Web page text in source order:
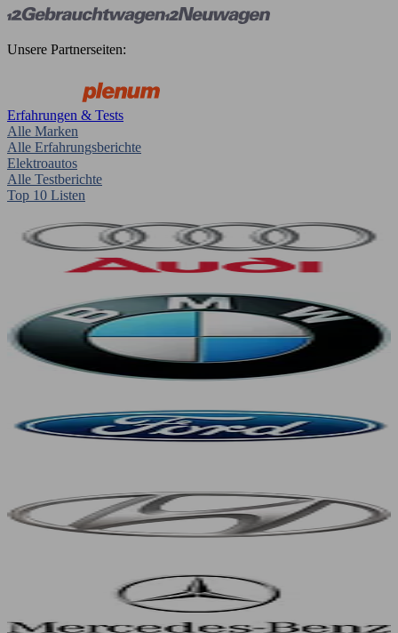
Unsere Partnerseiten:
Erfahrungen & Tests
Alle Marken
Alle Erfahrungsberichte
Elektroautos
Alle Testberichte
Top 10 Listen